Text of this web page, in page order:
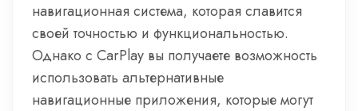
навигационная система, которая славится
своей точностью и функциональностью.
Однако с CarPlay вы получаете возможность
использовать альтернативные
навигационные приложения, которые могут